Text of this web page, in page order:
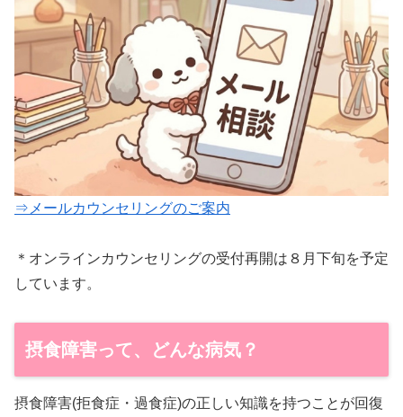
⇒メールカウンセリングのご案内
＊オンラインカウンセリングの受付再開は８月下旬を予定
しています。
摂食障害って、どんな病気？
摂食障害(拒食症・過食症)の正しい知識を持つことが回復